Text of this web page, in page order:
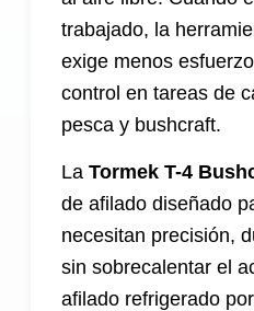
trabajado, la
exige menos
control en tareas de
pesca y bushcraft.
La Tormek T-4
de afilado diseñado
necesitan precisión,
sin sobrecalentar el
afilado refrigerado